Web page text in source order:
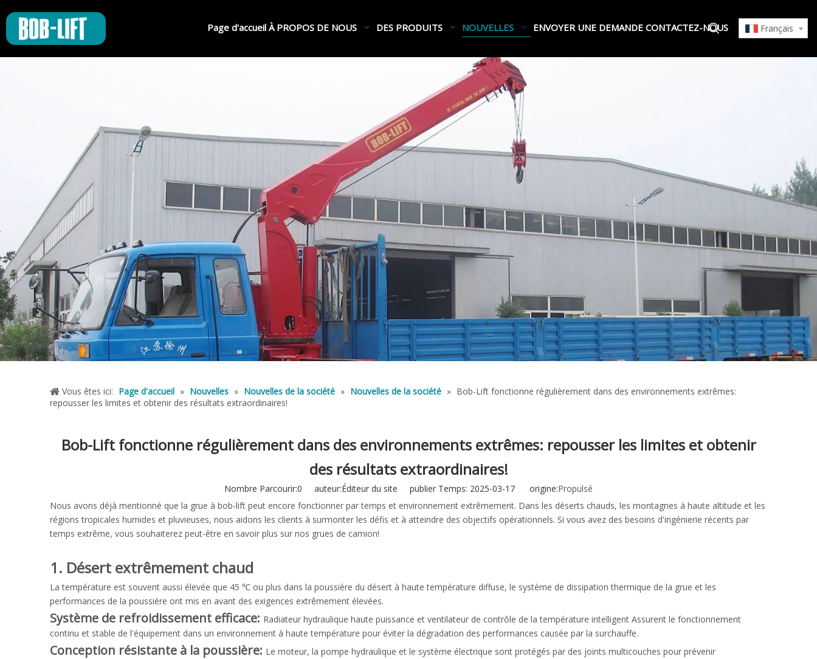
Page d'accueil À PROPOS DE NOUS DES PRODUITS NOUVELLES ENVOYER UNE DEMANDE CONTACTEZ-NOUS Français
Vous êtes ici: Page d'accueil » Nouvelles » Nouvelles de la société » Nouvelles de la société » Bob-Lift fonctionne régulièrement dans des environnements extrêmes:
repousser les limites et obtenir des résultats extraordinaires!
Bob-Lift fonctionne régulièrement dans des environnements extrêmes: repousser les limites et obtenir
des résultats extraordinaires!
Nombre Parcourir:0 auteur:Éditeur du site publier Temps: 2025-03-17 origine:Propulsé
Nous avons déjà mentionné que la grue à bob-lift peut encore fonctionner par temps et environnement extrêmement. Dans les déserts chauds, les montagnes à haute altitude et les
régions tropicales humides et pluvieuses, nous aidons les clients à surmonter les défis et à atteindre des objectifs opérationnels. Si vous avez des besoins d'ingénierie récents par
temps extrême, vous souhaiterez peut-être en savoir plus sur nos grues de camion!
1. Désert extrêmement chaud
La température est souvent aussi élevée que 45 ℃ ou plus dans la poussière du désert à haute température diffuse, le système de dissipation thermique de la grue et les
performances de la poussière ont mis en avant des exigences extrêmement élevées.
Système de refroidissement efficace: Radiateur hydraulique haute puissance et ventilateur de contrôle de la température intelligent Assurent le fonctionnement
continu et stable de l'équipement dans un environnement à haute température pour éviter la dégradation des performances causée par la surchauffe.
Conception résistante à la poussière: Le moteur, la pompe hydraulique et le système électrique sont protégés par des joints multicouches pour prévenir